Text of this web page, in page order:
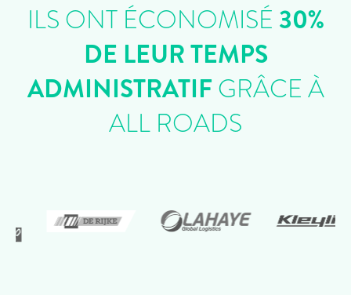
ILS ONT ÉCONOMISÉ 30%
DE LEUR TEMPS
ADMINISTRATIFGRÂCE À
ALL ROADS